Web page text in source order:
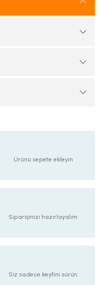
Ürünü sepete ekleyin
Siparişinizi hazırlayalım
Siz sadece keyfini sürün